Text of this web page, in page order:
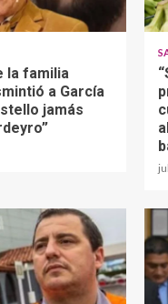
la familia
a García
jamás